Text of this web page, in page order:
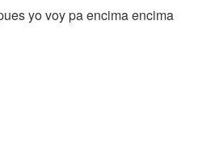
yo voy pa encima encima